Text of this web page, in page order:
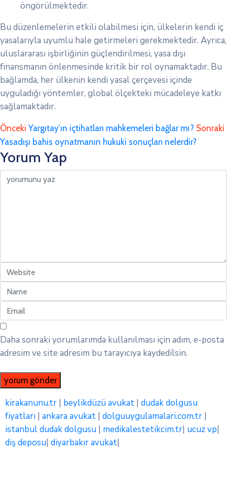
öngörülmektedir.
Bu düzenlemelerin etkili olabilmesi için, ülkelerin kendi iç
yasalarıyla uyumlu hale getirmeleri gerekmektedir. Ayrıca,
uluslararası işbirliğinin güçlendirilmesi, yasa dışı
finansmanın önlenmesinde kritik bir rol oynamaktadır. Bu
bağlamda, her ülkenin kendi yasal çerçevesi içinde
uyguladığı yöntemler, global ölçekteki mücadeleye katkı
sağlamaktadır.
Önceki Yargıtay’ın içtihatları mahkemeleri bağlar mı? Sonraki
Yasadışı bahis oynatmanın hukuki sonuçları nelerdir?
Yorum Yap
Daha sonraki yorumlarımda kullanılması için adım, e-posta
adresim ve site adresim bu tarayıcıya kaydedilsin.
kirakanunu.tr | beylikdüzü avukat | dudak dolgusu
fiyatları | ankara avukat | dolguuygulamalari.com.tr |
istanbul dudak dolgusu | medikalestetikcim.tr| ucuz vp|
diş deposu| diyarbakır avukat|